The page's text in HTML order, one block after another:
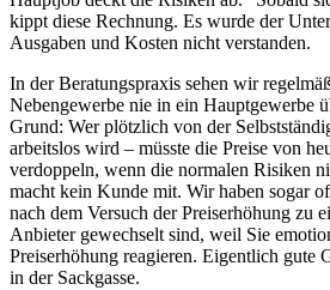
kippt diese Rechnung. Es wurde der
Ausgaben und Kosten nicht verstanden.
In der Beratungspraxis sehen wir
Nebengewerbe nie in ein Hauptgewerbe
Grund: Wer plötzlich von der
arbeitslos wird – müsste die Preise von
verdoppeln, wenn die normalen Risiken
macht kein Kunde mit. Wir haben sogar
nach dem Versuch der Preiserhöhung zu
Anbieter gewechselt sind, weil Sie
Preiserhöhung reagieren. Eigentlich gute
in der Sackgasse.